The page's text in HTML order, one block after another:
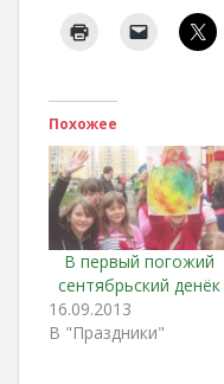
Похожее
В первый погожий
сентябрьский денёк
16.09.2013
В "Праздники"